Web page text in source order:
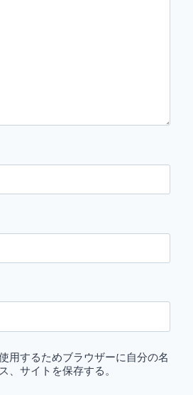
用するためブラウザーに自分の名
、サイトを保存する。